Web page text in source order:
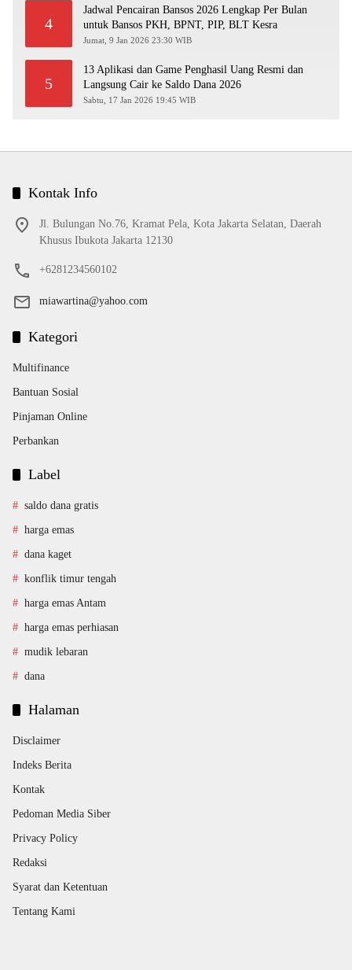
4
Jadwal Pencairan Bansos 2026 Lengkap Per Bulan
untuk Bansos PKH, BPNT, PIP, BLT Kesra
Jumat, 9 Jan 2026 23:30 WIB
5
13 Aplikasi dan Game Penghasil Uang Resmi dan
Langsung Cair ke Saldo Dana 2026
Sabtu, 17 Jan 2026 19:45 WIB
Kontak Info
Jl. Bulungan No.76, Kramat Pela, Kota Jakarta Selatan, Daerah
Khusus Ibukota Jakarta 12130
+6281234560102
miawartina@yahoo.com
Kategori
Multifinance
Bantuan Sosial
Pinjaman Online
Perbankan
Label
saldo dana gratis
harga emas
dana kaget
konflik timur tengah
harga emas Antam
harga emas perhiasan
mudik lebaran
dana
Halaman
Disclaimer
Indeks Berita
Kontak
Pedoman Media Siber
Privacy Policy
Redaksi
Syarat dan Ketentuan
Tentang Kami